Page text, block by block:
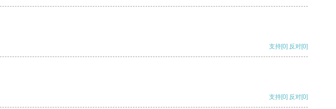
支持[0] 反对[0]
支持[0] 反对[0]